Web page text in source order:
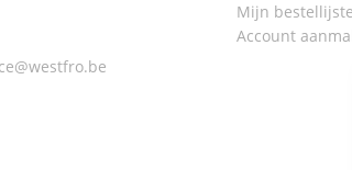
Mijn
Account